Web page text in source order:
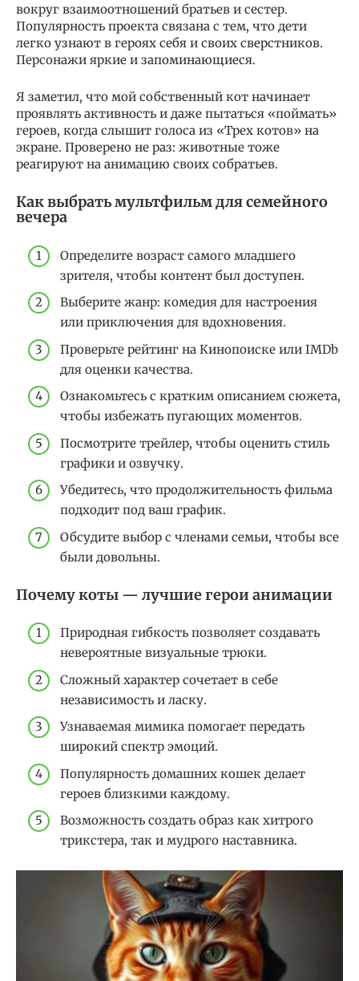
вокруг взаимоотношений братьев и сестер.
Популярность проекта связана с тем, что дети
легко узнают в героях себя и своих сверстников.
Персонажи яркие и запоминающиеся.
Я заметил, что мой собственный кот начинает
проявлять активность и даже пытаться «поймать»
героев, когда слышит голоса из «Трех котов» на
экране. Проверено не раз: животные тоже
реагируют на анимацию своих собратьев.
Как выбрать мультфильм для семейного
вечера
Определите возраст самого младшего
зрителя, чтобы контент был доступен.
Выберите жанр: комедия для настроения
или приключения для вдохновения.
Проверьте рейтинг на Кинопоиске или IMDb
для оценки качества.
Ознакомьтесь с кратким описанием сюжета,
чтобы избежать пугающих моментов.
Посмотрите трейлер, чтобы оценить стиль
графики и озвучку.
Убедитесь, что продолжительность фильма
подходит под ваш график.
Обсудите выбор с членами семьи, чтобы все
были довольны.
Почему коты — лучшие герои анимации
Природная гибкость позволяет создавать
невероятные визуальные трюки.
Сложный характер сочетает в себе
независимость и ласку.
Узнаваемая мимика помогает передать
широкий спектр эмоций.
Популярность домашних кошек делает
героев близкими каждому.
Возможность создать образ как хитрого
трикстера, так и мудрого наставника.